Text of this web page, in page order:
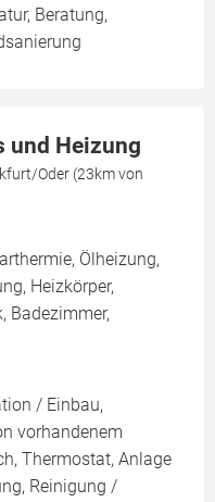
Beratung,
und Heizung
Oder (23km von
Ölheizung,
Heizkörper,
Badezimmer,
/ Einbau,
vorhandenem
Thermostat, Anlage
Reinigung /